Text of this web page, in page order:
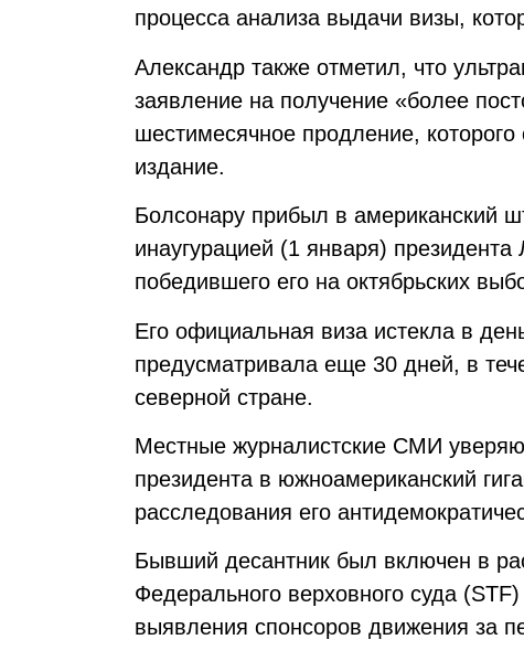
процесса анализа выдачи визы,
Александр также отметил, что
заявление на получение «более
шестимесячное продление,
издание.
Болсонару прибыл в американский
инаугурацией (1 января)
победившего его на октябрьских
Его официальная виза истекла в
предусматривала еще 30 дней, в
северной стране.
Местные журналистские СМИ
президента в южноамериканский
расследования его
Бывший десантник был включен в
Федерального верховного суда
выявления спонсоров движения за